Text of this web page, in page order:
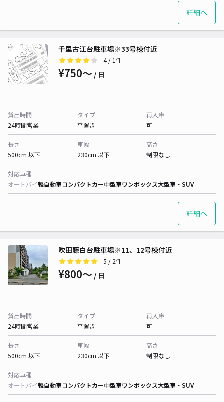
詳細へ
千里古江台駐車場※33号棟付近
4/ 1件
¥750〜 / 日
貸出時間
24時間営業
タイプ
平置き
再入庫
可
長さ
500cm 以下
車幅
230cm 以下
高さ
制限なし
対応車種
オートバイ軽自動車コンパクトカー中型車ワンボックス大型車・SUV
詳細へ
吹田藤白台駐車場※11、12号棟付近
5 / 2件
¥800〜 / 日
貸出時間
24時間営業
タイプ
平置き
再入庫
可
長さ
500cm 以下
車幅
230cm 以下
高さ
制限なし
対応車種
オートバイ軽自動車コンパクトカー中型車ワンボックス大型車・SUV